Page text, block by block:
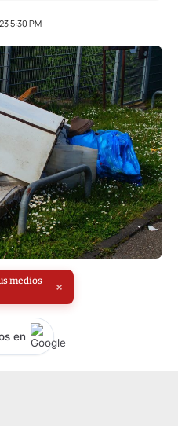
5:30 PM
medios
×
en